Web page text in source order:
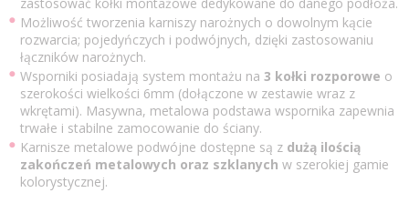
Możliwość tworzenia karniszy narożnych o dowolnym kącie
rozwarcia; pojedyńczych i podwójnych, dzięki zastosowaniu
łączników narożnych.
Wsporniki posiadają system montażu na 3 kołki rozporowe o
szerokości wielkości 6mm (dołączone w zestawie wraz z
wkrętami). Masywna, metalowa podstawa wspornika zapewnia
trwałe i stabilne zamocowanie do ściany.
Karnisze metalowe podwójne dostępne są z dużą ilością
zakończeń metalowych oraz szklanych w szerokiej gamie
kolorystycznej.